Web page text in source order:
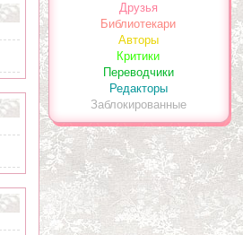
Друзья
Библиотекари
Авторы
Критики
Переводчики
Редакторы
Заблокированные